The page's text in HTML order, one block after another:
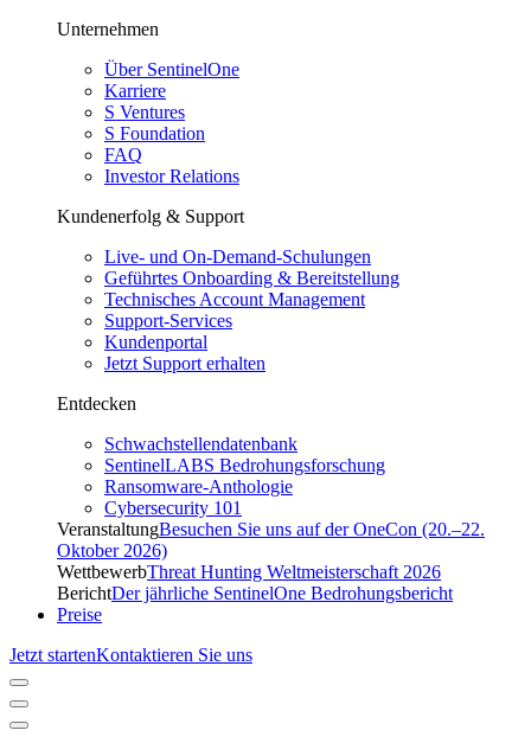
Unternehmen
Über SentinelOne
Karriere
S Ventures
S Foundation
FAQ
Investor Relations
Kundenerfolg & Support
Live- und On-Demand-Schulungen
Geführtes Onboarding & Bereitstellung
Technisches Account Management
Support-Services
Kundenportal
Jetzt Support erhalten
Entdecken
Schwachstellendatenbank
SentinelLABS Bedrohungsforschung
Ransomware-Anthologie
Cybersecurity 101
VeranstaltungBesuchen Sie uns auf der OneCon (20.–22.
Oktober 2026)
WettbewerbThreat Hunting Weltmeisterschaft 2026
BerichtDer jährliche SentinelOne Bedrohungsbericht
Preise
Jetzt startenKontaktieren Sie uns